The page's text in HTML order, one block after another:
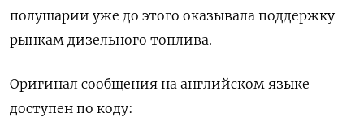
полушарии уже до этого оказывала поддержку
рынкам дизельного топлива.
Оригинал сообщения на английском языке
доступен по коду: